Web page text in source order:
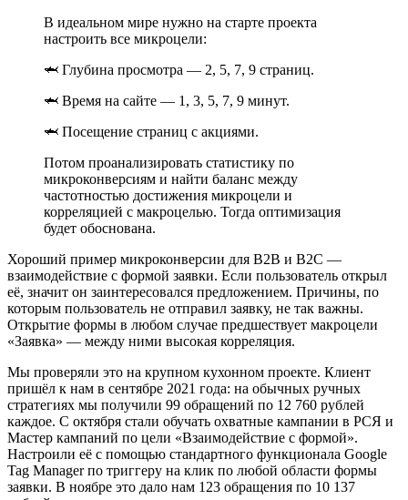
В идеальном мире нужно на старте проекта
настроить все микроцели:
🦈 Глубина просмотра — 2, 5, 7, 9 страниц.
🦈 Время на сайте — 1, 3, 5, 7, 9 минут.
🦈 Посещение страниц с акциями.
Потом проанализировать статистику по
микроконверсиям и найти баланс между
частотностью достижения микроцели и
корреляцией с макроцелью. Тогда оптимизация
будет обоснована.
Хороший пример микроконверсии для B2B и B2C —
взаимодействие с формой заявки. Если пользователь открыл
её, значит он заинтересовался предложением. Причины, по
которым пользователь не отправил заявку, не так важны.
Открытие формы в любом случае предшествует макроцели
«Заявка» — между ними высокая корреляция.
Мы проверяли это на крупном кухонном проекте. Клиент
пришёл к нам в сентябре 2021 года: на обычных ручных
стратегиях мы получили 99 обращений по 12 760 рублей
каждое. С октября стали обучать охватные кампании в РСЯ и
Мастер кампаний по цели «Взаимодействие с формой».
Настроили её с помощью стандартного функционала Google
Tag Manager по триггеру на клик по любой области формы
заявки. В ноябре это дало нам 123 обращения по 10 137